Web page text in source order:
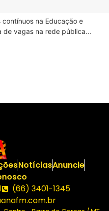
na Educação e
de vagas na rede pública...
NotíciasAnuncie
(66) 3401-1345